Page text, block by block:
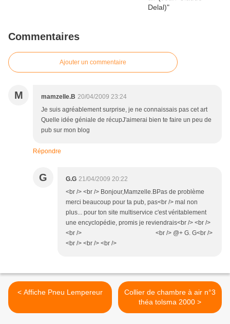
Commentaires
Ajouter un commentaire
M mamzelle.B 20/04/2009 23:24
Je suis agréablement surprise, je ne connaissais pas cet art
Quelle idée géniale de récupJ'aimerai bien te faire un peu de
pub sur mon blog
Répondre
G G.G 21/04/2009 20:22
<br /> <br /> Bonjour,Mamzelle.BPas de problème
merci beaucoup pour ta pub, pas<br /> mal non
plus... pour ton site multiservice c'est véritablement
une encyclopédie, promis je reviendrais<br /> <br />
<br /> <br /> @+ G. G<br />
<br /> <br /> <br />
< Affiche Pneu Lempereur
Collier de chambre à air n°3
théa tolsma 2000 >